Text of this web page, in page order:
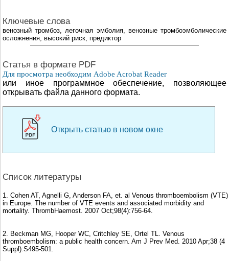
Ключевые слова
венозный тромбоз, легочная эмболия, венозные тромбоэмболические
осложнения, высокий риск, предиктор
Cтатья в формате PDF
Для просмотра необходим Adobe Acrobat Reader
или иное программное обеспечение, позволяющее
открывать файла данного формата.
Открыть статью в новом окне
Список литературы
1. Cohen AT, Agnelli G, Anderson FA, et. al Venous thromboembolism (VTE)
in Europe. The number of VTE events and associated morbidity and
mortality. ThrombHaemost. 2007 Oct;98(4):756-64.
2. Beckman MG, Hooper WC, Critchley SE, Ortel TL. Venous
thromboembolism: a public health concern. Am J Prev Med. 2010 Apr;38 (4
Suppl):S495-501.